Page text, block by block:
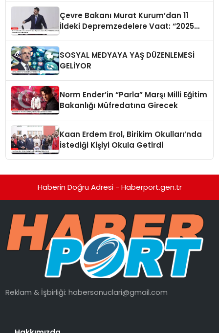
Çevre Bakanı Murat Kurum’dan 11
İldeki Depremzedelere Vaat: “2025
SOSYAL MEDYAYA YAŞ DÜZENLEMESİ
GELİYOR
Norm Ender’in “Parla” Marşı Milli Eğitim
Bakanlığı Müfredatına Girecek
Kaan Erdem Erol, Birikim Okulları’nda
İstediği Kişiyi Okula Getirdi
Haberin Doğru Adresi - Haberport.gen.tr
Reklam & İşbirliği:habersonuclari@gmail.com